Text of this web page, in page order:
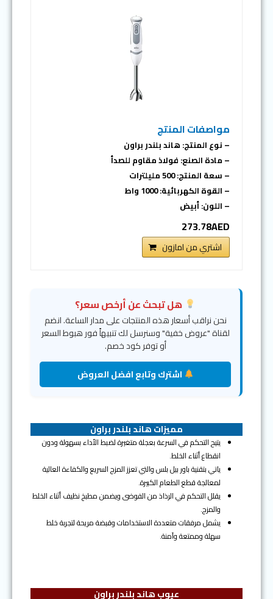
مواصفات المنتج
– نوع المنتج: هاند بلندر براون
– مادة الصنع: فولاذ مقاوم للصدأ
– سعة المنتج: 500 مليلترات
– القوة الكهربائية: 1000 واط
– اللون: أبيض
273.78AED
اشتري من امازون
هل تبحث عن أرخص سعر؟
نحن نراقب أسعار هذه المنتجات على مدار الساعة. انضم
لقناة "عروض خفية" وسنرسل لك تنبيهاً فور هبوط السعر
أو توفر كود خصم.
اشترك وتابع افضل العروض
مميزات هاند بلندر براون
يتيح التحكم في السرعة بعجلة متغيرة لضبط الأداء بسهولة ودون
انقطاع أثناء الخلط.
ياتي بتقنية باور بيل بلس والتي تعزز المزج السريع والكفاءة العالية
لمعالجة قطع الطعام الكبيرة.
يقلل التحكم في الرذاذ من الفوضى ويضمن مطبخ نظيف أثناء الخلط
والمزج.
يشمل مرفقات متعددة الاستخدامات وقبضة مريحة لتجربة خلط
سهلة وممتعة وآمنة.
عيوب هاند بلندر براون